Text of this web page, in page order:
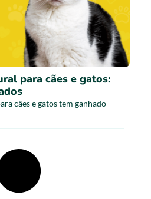
para cães e gatos:
cães e gatos tem ganhado